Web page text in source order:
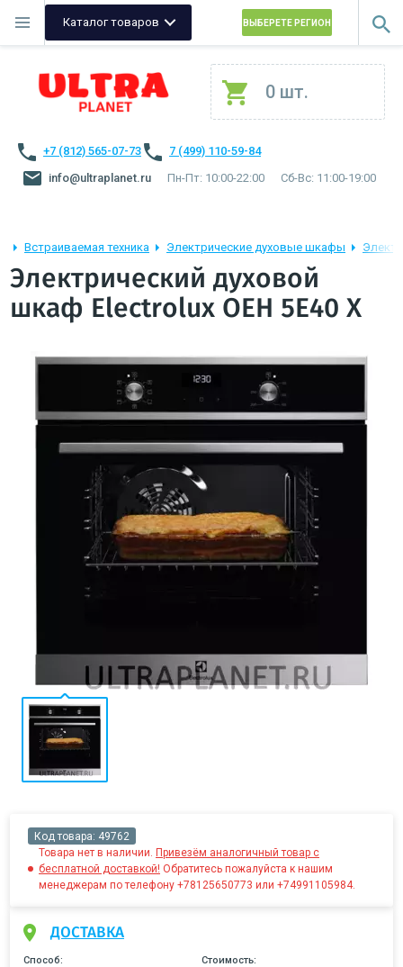
Каталог товаров ВЫБЕРЕТЕ РЕГИОН
0 шт.
+7 (812) 565-07-73
7 (499) 110-59-84
info@ultraplanet.ru
Пн-Пт: 10:00-22:00 Сб-Вс: 11:00-19:00
Встраиваемая техника Электрические духовые шкафы
Электрический духовой
шкаф Electrolux OEH 5E40 X
Код товара: 49762
Товара нет в наличии. Привезём аналогичный товар с
бесплатной доставкой! Обратитесь пожалуйста к нашим
менеджерам по телефону +78125650773 или +74991105984.
ДОСТАВКА
Способ: Стоимость: